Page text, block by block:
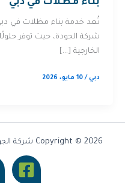
بناء مظلات في دبي
تُعد خدمة بناء مظلات في
شركة الجودة، حيث توفر
الخارجية […]
دبي/10 مايو، 2026
Copyright © 2026 شركة الجودة |تصميم وتطوير شركة